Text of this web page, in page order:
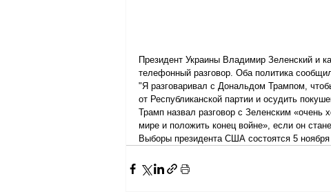
Президент Украины Владимир Зеленский и
телефонный разговор. Оба политика
"Я разговаривал с Дональдом Трампом,
от Республиканской партии и осудить
Трамп назвал разговор с Зеленским
мире и положить конец войне», если он
Выборы президента США состоятся 5 ноября